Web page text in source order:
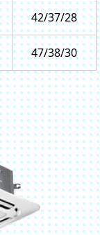
42/37/28
47/38/30